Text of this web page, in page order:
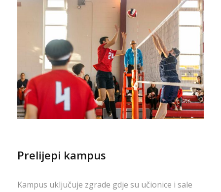
Prelijepi kampus
Kampus uključuje zgrade gdje su učionice i sale